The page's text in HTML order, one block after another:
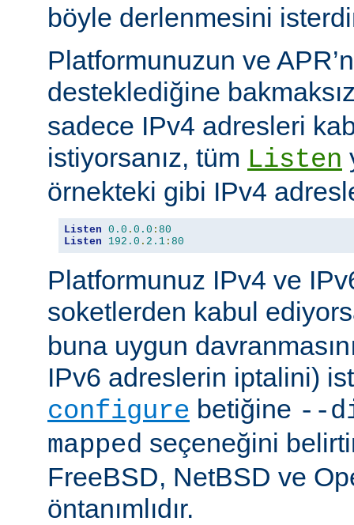
böyle derlenmesini
Platformunuzun ve
desteklediğine
sadece IPv4 adresleri
istiyorsanız, tüm Listen
örnekteki gibi IPv4
Listen 0.0 . 0.0 : 80
Listen
192.0 . 2.1 : 80
Platformunuz IPv4 ve
soketlerden kabul
buna uygun
IPv6 adreslerin iptalini)
configure betiğine --
mapped seçeneğini
FreeBSD, NetBSD ve
öntanımlıdır.